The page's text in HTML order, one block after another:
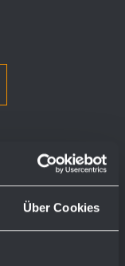
Über Cookies